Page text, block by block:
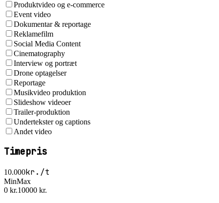
Produktvideo og e-commerce
Event video
Dokumentar & reportage
Reklamefilm
Social Media Content
Cinematography
Interview og portræt
Drone optagelser
Reportage
Musikvideo produktion
Slideshow videoer
Trailer-produktion
Undertekster og captions
Andet video
Timepris
10.000kr./t
MinMax
0 kr.10000 kr.